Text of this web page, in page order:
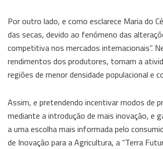
Por outro lado, e como esclarece Maria do
das secas, devido ao fenómeno das
competitiva nos mercados internacionais”.
rendimentos dos produtores, tornam a
regiões de menor densidade populacional e
Assim, e pretendendo incentivar modos de
mediante a introdução de mais inovação, e
a uma escolha mais informada pelo
de Inovação para a Agricultura, a “Terra